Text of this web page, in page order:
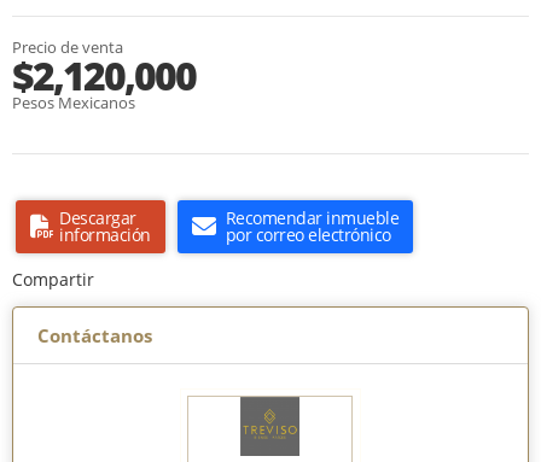
Precio de venta
$2,120,000
Pesos Mexicanos
Descargar
información
Recomendar inmueble
por correo electrónico
Compartir
Contáctanos